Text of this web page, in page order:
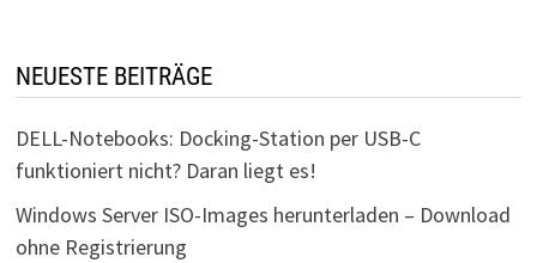
NEUESTE BEITRÄGE
DELL-Notebooks: Docking-Station per USB-C
funktioniert nicht? Daran liegt es!
Windows Server ISO-Images herunterladen – Download
ohne Registrierung